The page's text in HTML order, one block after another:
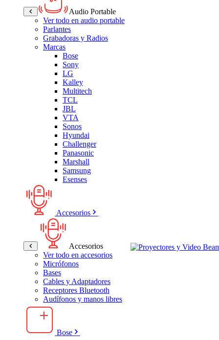
Audio Portable
Ver todo en audio portable
Parlantes
Grabadoras y Radios
Marcas
Bose
Sony
LG
Kalley
Multitech
TCL
JBL
VTA
Sonos
Hyundai
Challenger
Panasonic
Marshall
Samsung
Esenses
Accesorios
Accesorios
Ver todo en accesorios
Micrófonos
Bases
Cables y Adaptadores
Receptores Bluetooth
Audífonos y manos libres
Bose